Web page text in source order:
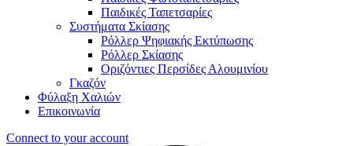
Παιδικές Ταπετσαρίες
Συστήματα Σκίασης
Ρόλλερ Ψηφιακής Εκτύπωσης
Ρόλλερ Σκίασης
Οριζόντιες Περσίδες Αλουμινίου
Γκαζόν
Φύλαξη Χαλιών
Επικοινωνία
Connect to your account